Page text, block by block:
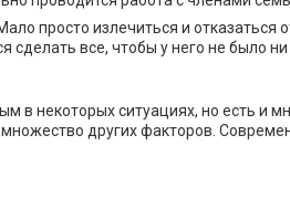
просто излечиться и отказаться
все, чтобы у него не было
некоторых ситуациях, но есть и
других факторов.